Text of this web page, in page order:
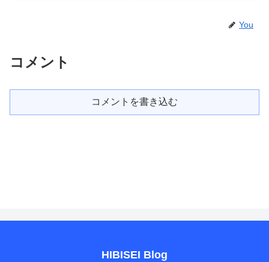
You
コメント
コメントを書き込む
HIBISEI Blog